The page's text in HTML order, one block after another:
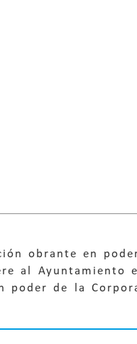
obrante en
al Ayuntamiento
poder de la